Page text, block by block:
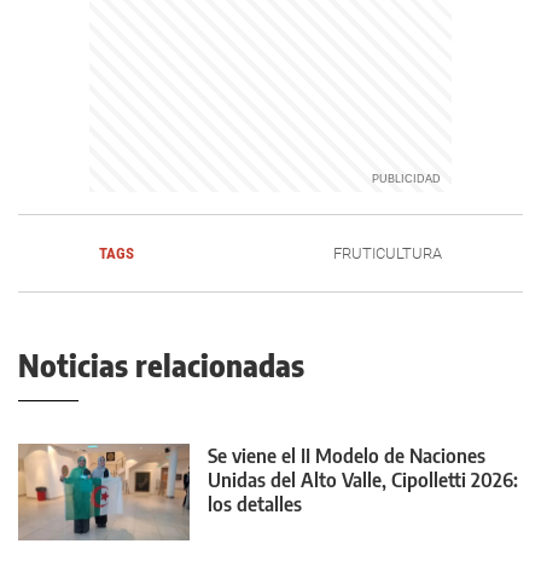
TAGS FRUTICULTURA
Noticias relacionadas
Se viene el II Modelo de Naciones
Unidas del Alto Valle, Cipolletti 2026:
los detalles